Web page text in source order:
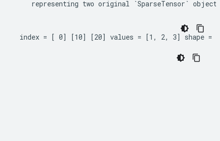
representing two original `SparseTensor`
index = [ 0] [10] [20] values = [1, 2, 3] shape =